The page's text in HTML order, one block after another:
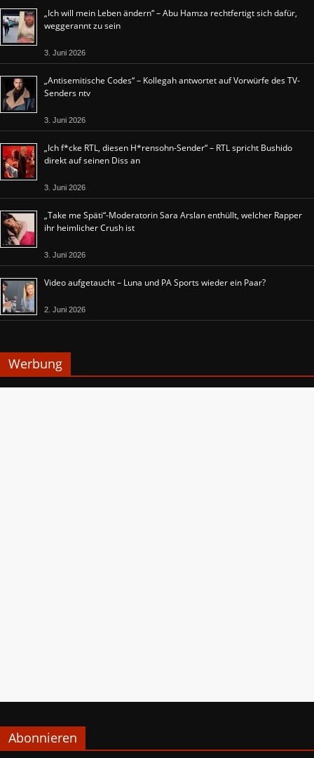
„Ich will mein Leben ändern“ – Abu Hamza rechtfertigt sich dafür,
weggerannt zu sein
3. Juni 2026
„Antisemitische Codes“ – Kollegah antwortet auf Vorwürfe des TV-
Senders ntv
3. Juni 2026
„Ich f*cke RTL, diesen H*rensohn-Sender“ – RTL spricht Bushido
direkt auf seinen Diss an
3. Juni 2026
„Take me Späti“-Moderatorin Sara Arslan enthüllt, welcher Rapper
ihr heimlicher Crush ist
3. Juni 2026
Video aufgetaucht – Luna und PA Sports wieder ein Paar?
2. Juni 2026
Werbung
Abonnieren